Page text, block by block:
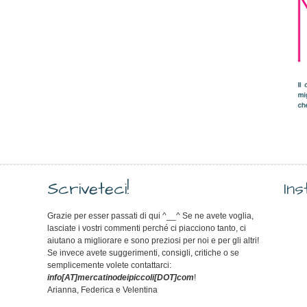
Scriveteci!
Grazie per esser passati di qui ^__^ Se ne avete voglia,
lasciate i vostri commenti perché ci piacciono tanto, ci
aiutano a migliorare e sono preziosi per noi e per gli altri!
Se invece avete suggerimenti, consigli, critiche o se
semplicemente volete contattarci:
info[AT]mercatinodeipiccoli[DOT]com!
Arianna, Federica e Velentina